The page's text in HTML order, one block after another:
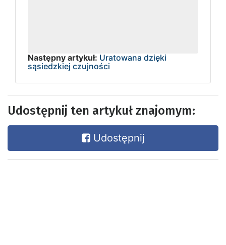
Następny artykuł: Uratowana dzięki
sąsiedzkiej czujności
Udostępnij ten artykuł znajomym:
Udostępnij